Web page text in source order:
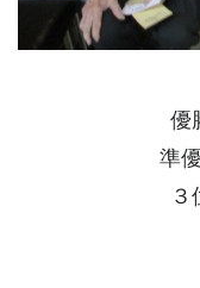
優
準
３